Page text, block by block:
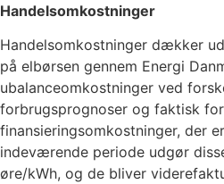
Handelsomkostninger
Handelsomkostninger dækker
på elbørsen gennem Energi
ubalanceomkostninger ved
forbrugsprognoser og faktisk
finansieringsomkostninger, der
indeværende periode udgør
øre/kWh, og de bliver